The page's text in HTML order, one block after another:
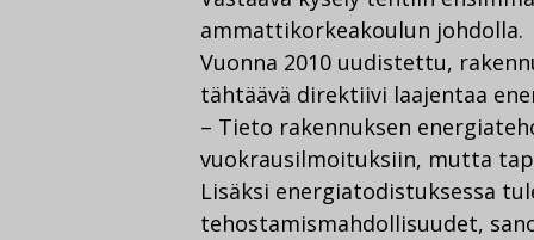
ammattikorkeakoulun johdolla.
Vuonna 2010 uudistettu,
tähtäävä direktiivi laajentaa
– Tieto rakennuksen
vuokrausilmoituksiin, mutta
Lisäksi energiatodistuksessa
tehostamismahdollisuudet,